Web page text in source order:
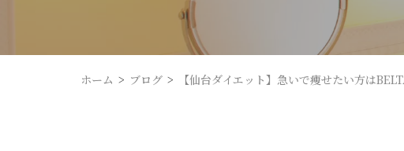
ホーム ブログ 【仙台ダイエット】急いで痩せたい方は